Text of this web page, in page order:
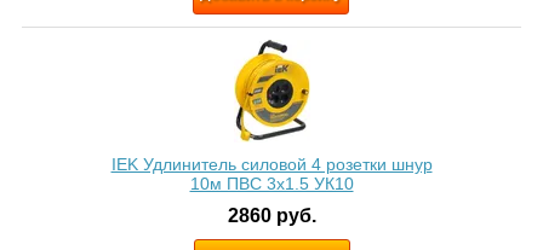
IEK Удлинитель силовой 4 розетки шнур
10м ПВС 3x1.5 УК10
2860 руб.